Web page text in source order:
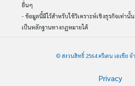
อื่นๆ
- ข้อมูลนี้มีไว้สำหรับใช้วิเคราะห์เชิงธุรกิจเท่านั้
เป็นหลักฐานทางกฏหมายได้
© สงวนสิทธิ์ 2564 ครีเดน เอเชีย จ
Privacy